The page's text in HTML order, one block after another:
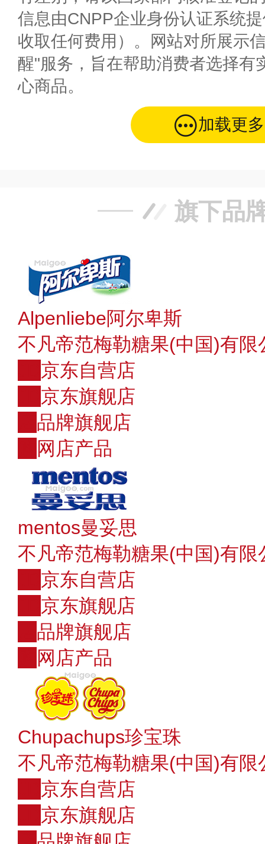
信息由CNPP企业身份认证系统
收取任何费用）。网站对所展示
醒"服务，旨在帮助消费者选择有
心商品。
加载更多
旗下品
Alpenliebe阿尔卑斯
不凡帝范梅勒糖果(中国)有限
京东自营店
京东旗舰店
品牌旗舰店
网店产品
mentos曼妥思
不凡帝范梅勒糖果(中国)有限
京东自营店
京东旗舰店
品牌旗舰店
网店产品
Chupachups珍宝珠
不凡帝范梅勒糖果(中国)有限
京东自营店
京东旗舰店